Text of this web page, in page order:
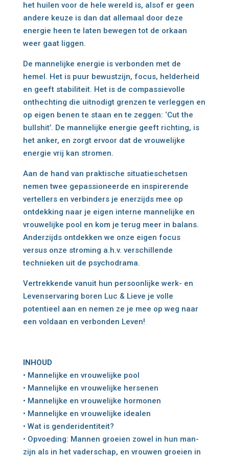
het huilen voor de hele wereld is, alsof er geen
andere keuze is dan dat allemaal door deze
energie heen te laten bewegen tot de orkaan
weer gaat liggen.
De mannelijke energie is verbonden met de
hemel. Het is puur bewustzijn, focus, helderheid
en geeft stabiliteit. Het is de compassievolle
onthechting die uitnodigt grenzen te verleggen en
op eigen benen te staan en te zeggen: ‘Cut the
bullshit’. De mannelijke energie geeft richting, is
het anker, en zorgt ervoor dat de vrouwelijke
energie vrij kan stromen.
Aan de hand van praktische situatieschetsen
nemen twee gepassioneerde en inspirerende
vertellers en verbinders je enerzijds mee op
ontdekking naar je eigen interne mannelijke en
vrouwelijke pool en kom je terug meer in balans.
Anderzijds ontdekken we onze eigen focus
versus onze stroming a.h.v. verschillende
technieken uit de psychodrama.
Vertrekkende vanuit hun persoonlijke werk- en
Levenservaring boren Luc & Lieve je volle
potentieel aan en nemen ze je mee op weg naar
een voldaan en verbonden Leven!
INHOUD
• Mannelijke en vrouwelijke pool
• Mannelijke en vrouwelijke hersenen
• Mannelijke en vrouwelijke hormonen
• Mannelijke en vrouwelijke idealen
• Wat is genderidentiteit?
• Opvoeding: Mannen groeien zowel in hun man-
zijn als in het vaderschap, en vrouwen groeien in